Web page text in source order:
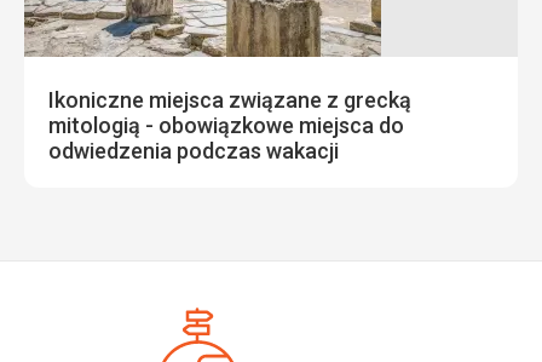
Ikoniczne miejsca związane z grecką
mitologią - obowiązkowe miejsca do
odwiedzenia podczas wakacji